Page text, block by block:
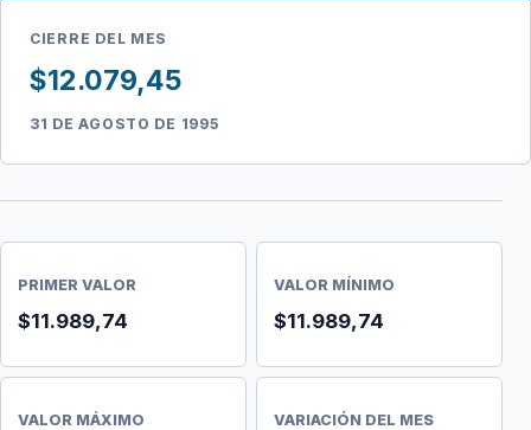
CIERRE DEL MES
$12.079,45
31 DE AGOSTO DE 1995
PRIMER VALOR
$11.989,74
VALOR MÍNIMO
$11.989,74
VALOR MÁXIMO VARIACIÓN DEL MES